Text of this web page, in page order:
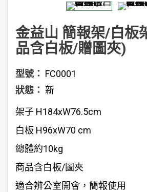
金益山 簡報架/白板
品含白板/贈圖夾)
型號： FC0001
狀態： 新
架子 H184xW76.5cm
白板 H96xW70 cm
總體約10kg
商品含白板/圖夾
適合辨公室開會，簡報使用